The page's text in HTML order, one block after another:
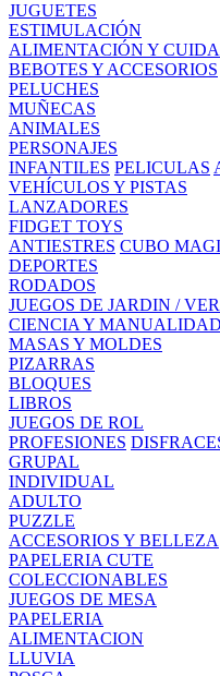
JUGUETES
ESTIMULACIÓN
ALIMENTACIÓN Y
BEBOTES Y ACCESORIOS
PELUCHES
MUÑECAS
ANIMALES
PERSONAJES
INFANTILES PELICULAS
VEHÍCULOS Y PISTAS
LANZADORES
FIDGET TOYS
ANTIESTRES CUBO
DEPORTES
RODADOS
JUEGOS DE JARDIN /
CIENCIA Y
MASAS Y MOLDES
PIZARRAS
BLOQUES
LIBROS
JUEGOS DE ROL
PROFESIONES
GRUPAL
INDIVIDUAL
ADULTO
PUZZLE
ACCESORIOS Y BELLEZA
PAPELERIA CUTE
COLECCIONABLES
JUEGOS DE MESA
PAPELERIA
ALIMENTACION
LLUVIA